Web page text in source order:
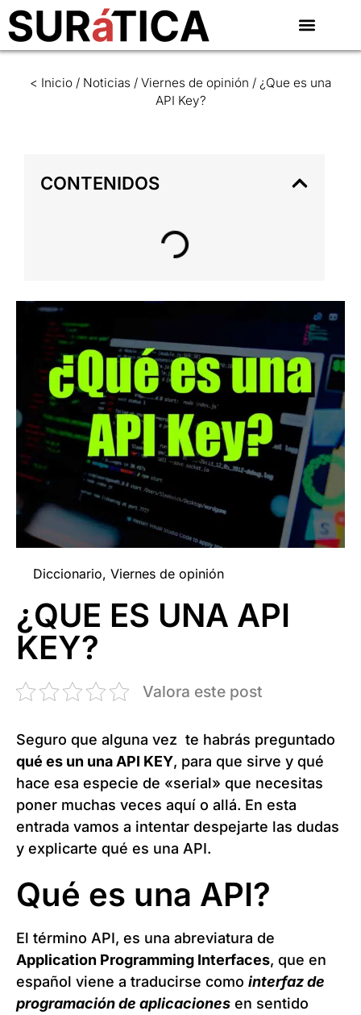
< Inicio / Noticias / Viernes de opinión / ¿Que es una
API Key?
CONTENIDOS
Diccionario, Viernes de opinión
¿QUE ES UNA API
KEY?
Valora este post
Seguro que alguna vez te habrás preguntado
qué es un una API KEY, para que sirve y qué
hace esa especie de «serial» que necesitas
poner muchas veces aquí o allá. En esta
entrada vamos a intentar despejarte las dudas
y explicarte qué es una API.
Qué es una API?
El término API, es una abreviatura de
Application Programming Interfaces, que en
español viene a traducirse como interfaz de
programación de aplicaciones en sentido